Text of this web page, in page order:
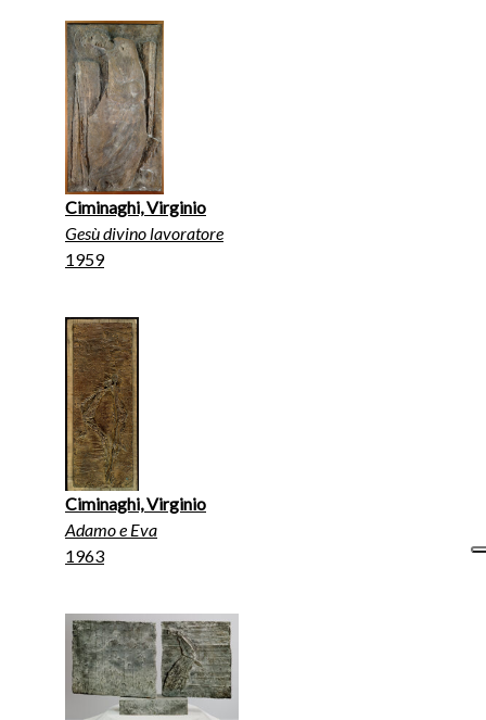
Ciminaghi, Virginio
Gesù divino lavoratore
1959
Ciminaghi, Virginio
Adamo e Eva
1963